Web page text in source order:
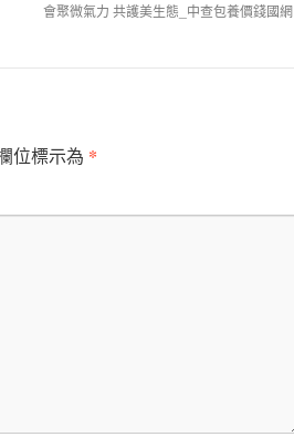
會聚微氣力 共護美生態_中查包養價錢國網
位標示為 *